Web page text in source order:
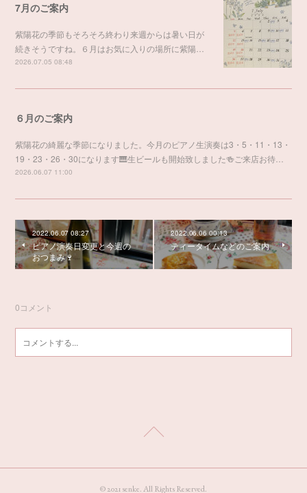
7月のご案内
紫陽花の季節もそろそろ終わり来週からは暑い日が
続きそうですね。６月はお気に入りの場所に紫陽…
2026.07.05 08:48
６月のご案内
紫陽花の綺麗な季節になりました。今月のピアノ生演奏は3・5・11・13・
19・23・26・30になります🎹生ビールも開始致しました🍻ご来店お待…
2026.06.07 11:00
2022.06.07 08:27
ピアノ演奏日変更と今週の
おつまみ🍷
2022.06.06 00:13
ティータイムなどのご案内
0コメント
© 2021 senke. All Rights Reserved.